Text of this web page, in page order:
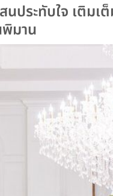
นประทับใจ เติม
มาน